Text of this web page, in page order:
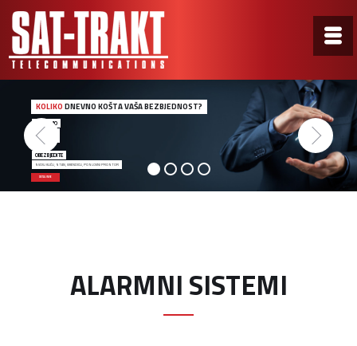
KOLIKO DNEVNO KOŠTA VAŠA BEZBJEDNOST?
ZA SAMO
0,50€
DETALJNIJE
OBEZBJEDITE
SVOJU KUĆU, STAN, VIKENDICU, POSLOVNI PROSTOR
ALARMNI SISTEMI